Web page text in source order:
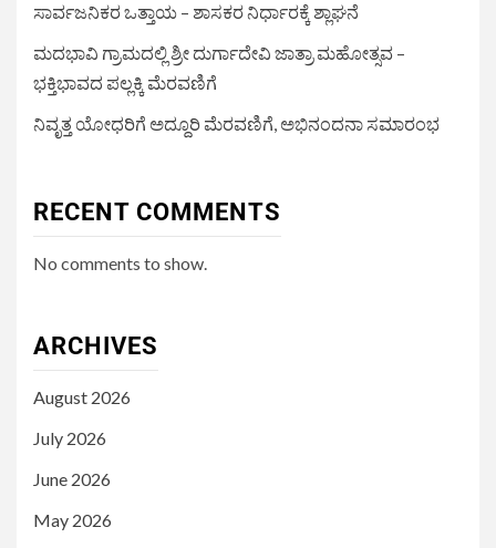
ಸಾರ್ವಜನಿಕರ ಒತ್ತಾಯ – ಶಾಸಕರ ನಿರ್ಧಾರಕ್ಕೆ ಶ್ಲಾಘನೆ
ಮದಭಾವಿ ಗ್ರಾಮದಲ್ಲಿ ಶ್ರೀ ದುರ್ಗಾದೇವಿ ಜಾತ್ರಾ ಮಹೋತ್ಸವ –
ಭಕ್ತಿಭಾವದ ಪಲ್ಲಕ್ಕಿ ಮೆರವಣಿಗೆ
ನಿವೃತ್ತ ಯೋಧರಿಗೆ ಅದ್ದೂರಿ ಮೆರವಣಿಗೆ, ಅಭಿನಂದನಾ ಸಮಾರಂಭ
RECENT COMMENTS
No comments to show.
ARCHIVES
August 2026
July 2026
June 2026
May 2026